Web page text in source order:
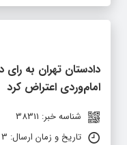
دادستان تهران به رای
امام‌وردی اعتراض کرد
شناسه خبر: 38311
تاریخ و زمان ارسال: 3 آبان 1402 ساعت 20:10